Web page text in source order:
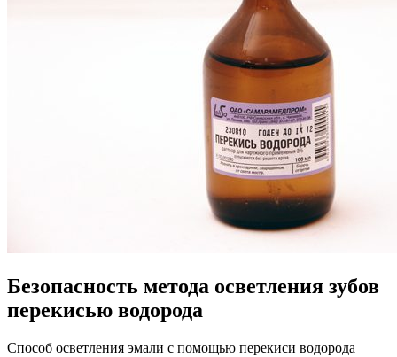
Безопасность метода осветления зубов
перекисью водорода
Способ осветления эмали с помощью перекиси водорода